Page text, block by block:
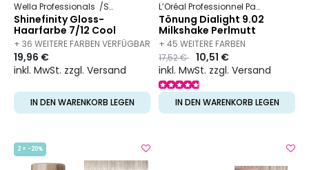
Wella Professionals Shinefinity
Shinefinity Gloss-
Haarfarbe 7/12 Cool
Mushroom
+ 36 WEITERE FARBEN VERFÜGBAR
19,96 €
inkl. MwSt. zzgl. Versand
IN DEN WARENKORB LEGEN
L’Oréal Professionnel Paris
Tönung Dialight 9.02
Milkshake Perlmutt
+ 45 WEITERE FARBEN
VERFÜGBAR
Preis
17,52 €to10,51 €
inkl. MwSt. zzgl. Versand
IN DEN WARENKORB LEGEN
2 = -20%